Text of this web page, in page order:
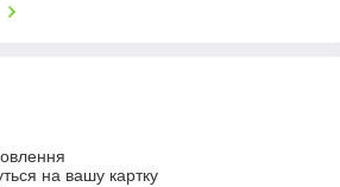
на вашу картку